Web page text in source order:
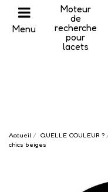
Menu
Moteur
de
recherche
pour
lacets
Accueil QUELLE COULEUR ?
chics beiges